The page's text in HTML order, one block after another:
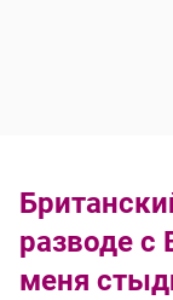
разводе с
меня